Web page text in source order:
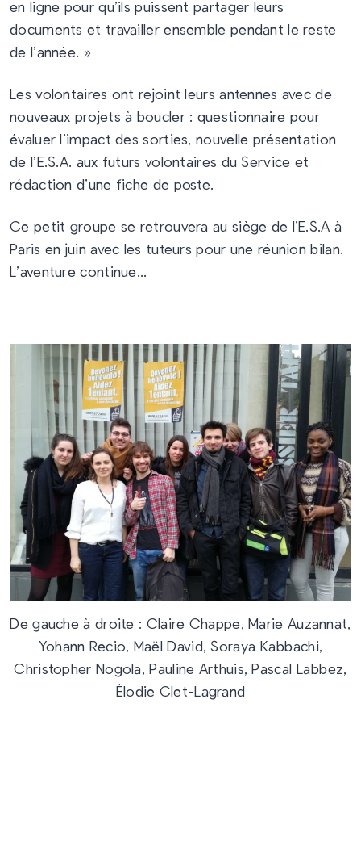
en ligne pour qu’ils puissent partager leurs
documents et travailler ensemble pendant le reste
de l’année. »
Les volontaires ont rejoint leurs antennes avec de
nouveaux projets à boucler : questionnaire pour
évaluer l’impact des sorties, nouvelle présentation
de l’E.S.A. aux futurs volontaires du Service et
rédaction d’une fiche de poste.
Ce petit groupe se retrouvera au siège de l’E.S.A à
Paris en juin avec les tuteurs pour une réunion bilan.
L’aventure continue…
De gauche à droite : Claire Chappe, Marie Auzannat,
Yohann Recio, Maël David, Soraya Kabbachi,
Christopher Nogola, Pauline Arthuis, Pascal Labbez,
Élodie Clet-Lagrand